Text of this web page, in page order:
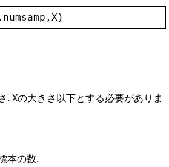
, numsamp , X )
. Xの大きさ以下とする必要がありま
本の数.